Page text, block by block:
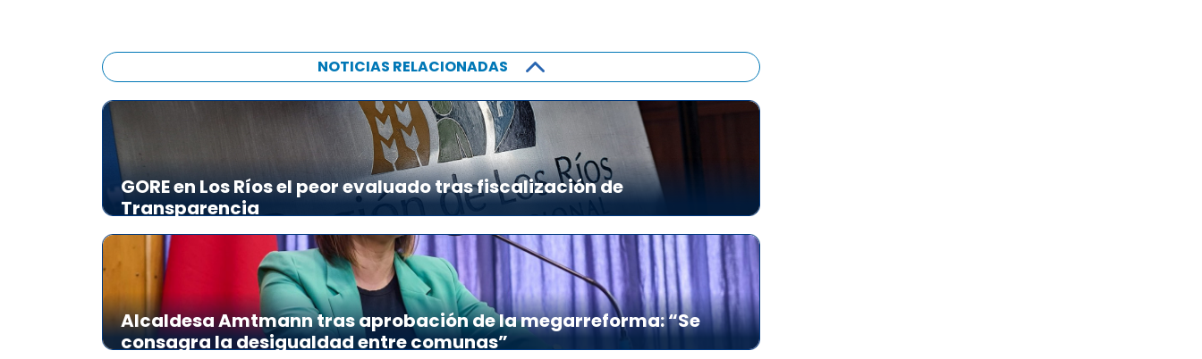
NOTICIAS RELACIONADAS
GORE en Los Ríos el peor evaluado tras fiscalización de
Transparencia
Alcaldesa Amtmann tras aprobación de la megarreforma: “Se
consagra la desigualdad entre comunas”